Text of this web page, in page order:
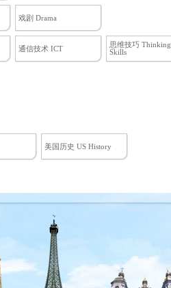
戏剧 Drama
通信技术 ICT
思维技巧 Thinking
Skills
美国历史 US History
物理C 电与磁 Physics C:
Electricity and
Magnetism
微观经济学
Microeconomics